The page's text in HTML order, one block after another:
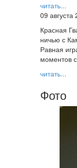
читать...
09 августа
Красная
ничью с
Равная
моментов
читать...
Фото